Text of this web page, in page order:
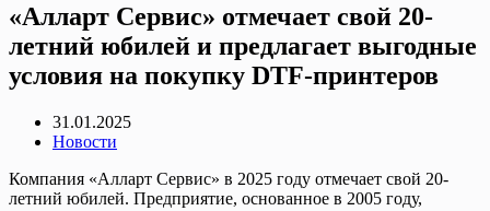
«Алларт Сервис» отмечает свой 20-
летний юбилей и предлагает выгодные
условия на покупку DTF-принтеров
31.01.2025
Новости
Компания «Алларт Сервис» в 2025 году отмечает свой 20-
летний юбилей. Предприятие, основанное в 2005 году,